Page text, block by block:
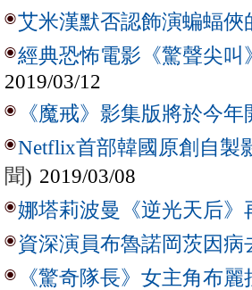
艾米漢默否認飾演蝙蝠俠
經典恐怖電影《驚聲尖
2019/03/12
《魔戒》影集版將於今年
Netflix首部韓國原創自製
聞) 2019/03/08
娜塔莉波曼《逆光天后》
資深演員布魯諾岡茨因
《驚奇隊長》女主角布